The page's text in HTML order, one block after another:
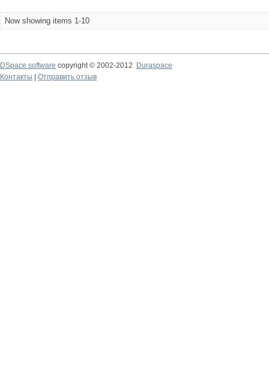
Now showing items 1-10
DSpace software copyright © 2002-2012
Duraspace
Контакты
Отправить отзыв